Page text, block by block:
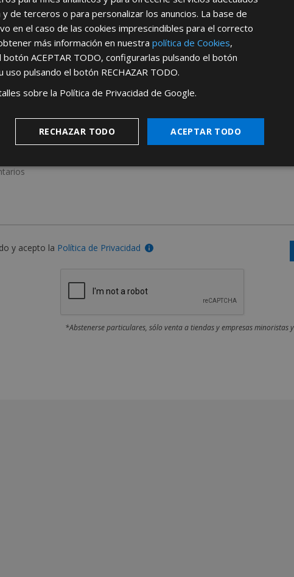
Desdeaquípodrá ver todas las ventajas de ser distribuidor
este formulario y nos pondremos en contacto con usted en el menor
¿De dónde es la empresa?
España
Portugal Otros
y acepto la Política de Privacidad
*Abstenerse particulares, sólo venta a tiendas y empresas minoristas
de terceros o para personalizar los anuncios. La base de
en el caso de las cookies imprescindibles para el correcto
más información en nuestra política de Cookies,
botón ACEPTAR TODO, configurarlas pulsando el botón
uso pulsando el botón RECHAZAR TODO.
sobre la Política de Privacidad de Google.
ACEPTAR TODO
RECHAZAR TODO